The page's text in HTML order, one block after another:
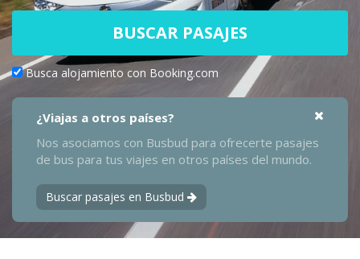
BUSCAR PASAJES
Busca alojamiento con Booking.com
¿Viajas a otros países?
Nos asociamos con Busbud para ofrecerte pasajes
de bus para tus viajes en otros países del mundo.
Buscar pasajes en Busbud